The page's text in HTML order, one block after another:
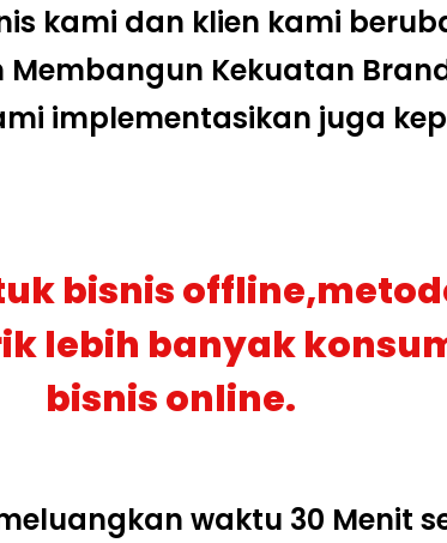
kami dan klien kami
Kekuatan
implementasikan juga
bisnis
lebih banyak
bisnis online.
waktu 30 Menit